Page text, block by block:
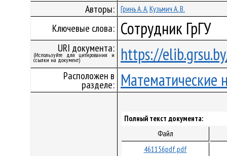
Авторы: Гринь А. А.Кузьмич А. В.
Ключевые слова: Сотрудник ГрГУ
URI документа:
(Используйте для цитирования и
ссылки на документ) https://
Расположен в
разделе: Математические
Полный текст документа:
Файл
461156pdf.pdf